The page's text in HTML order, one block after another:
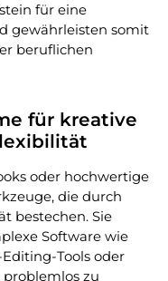
für eine
gewährleisten somit
beruflichen
für kreative
oder hochwertige
die durch
bestechen. Sie
Software wie
Tools oder
zu